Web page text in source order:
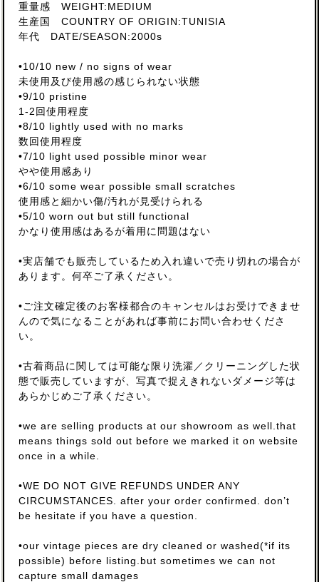
重量感 WEIGHT:MEDIUM
生産国 COUNTRY OF ORIGIN:TUNISIA
年代 DATE/SEASON:2000s
•10/10 new / no signs of wear
未使用及び使用感の感じられない状態
•9/10 pristine
1-2回使用程度
•8/10 lightly used with no marks
数回使用程度
•7/10 light used possible minor wear
やや使用感あり
•6/10 some wear possible small scratches
使用感と細かい傷/汚れが見受けられる
•5/10 worn out but still functional
かなり使用感はあるが着用に問題はない
•実店舗でも販売しているため入れ違いで売り切れの場合が
あります。何卒ご了承ください。
•ご注文確定後のお客様都合のキャンセルはお受けできませ
んので気になることがあれば事前にお問い合わせくださ
い。
•古着商品に関しては可能な限り洗濯／クリーニングした状
態で販売していますが、写真で捉えきれないダメージ等は
あらかじめご了承ください。
•we are selling products at our showroom as well.that
means things sold out before we marked it on website
once in a while.
•WE DO NOT GIVE REFUNDS UNDER ANY
CIRCUMSTANCES. after your order confirmed. don’t
be hesitate if you have a question.
•our vintage pieces are dry cleaned or washed(*if its
possible) before listing.but sometimes we can not
capture small damages